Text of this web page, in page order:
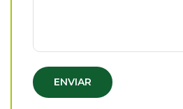
ENVIAR